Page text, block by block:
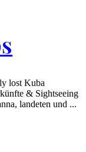
lost Kuba
& Sightseeing
landeten und ...